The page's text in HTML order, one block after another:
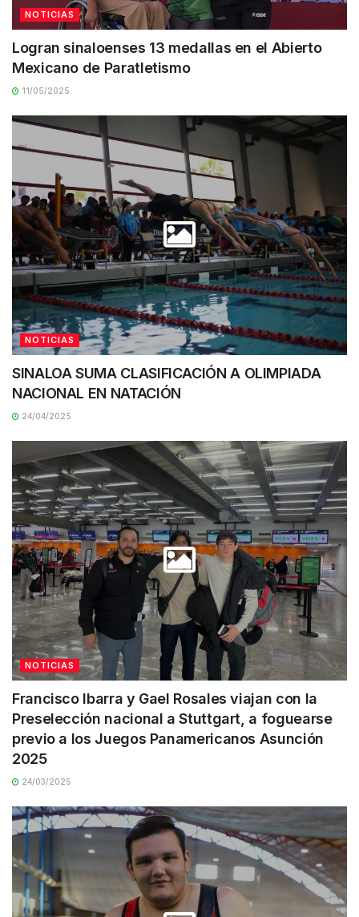
NOTICIAS
Logran sinaloenses 13 medallas en el Abierto
Mexicano de Paratletismo
11/05/2025
NOTICIAS
SINALOA SUMA CLASIFICACIÓN A OLIMPIADA
NACIONAL EN NATACIÓN
24/04/2025
NOTICIAS
Francisco Ibarra y Gael Rosales viajan con la
Preselección nacional a Stuttgart, a foguearse
previo a los Juegos Panamericanos Asunción
2025
24/03/2025